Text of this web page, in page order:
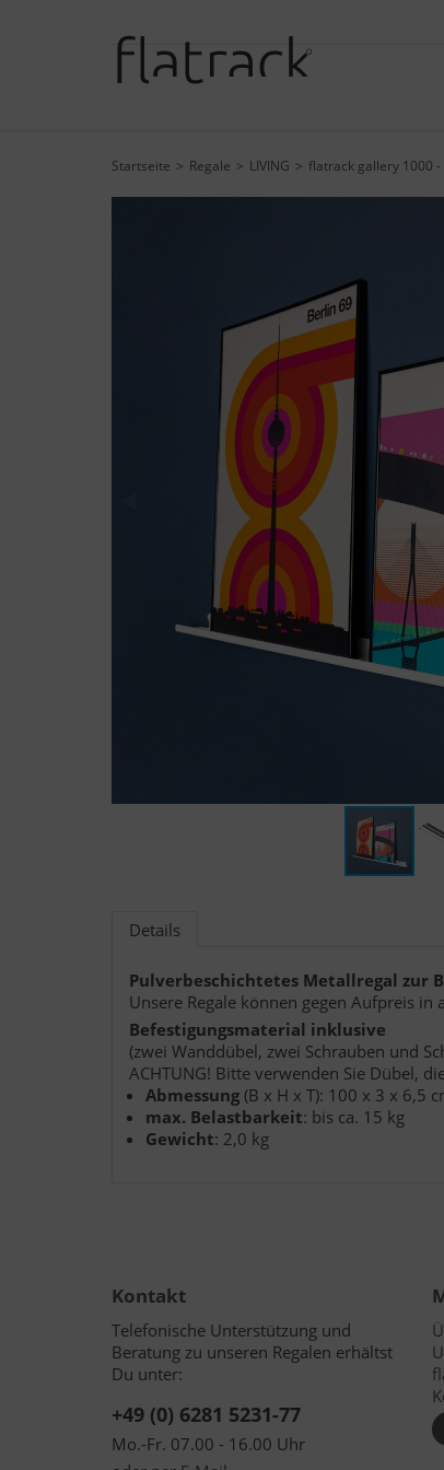
Startseite Regale LIVING flatrack gallery 1000
Details
Pulverbeschichtetes Metallregal zur
Unsere Regale können gegen Aufpreis in
Befestigungsmaterial inklusive
(zwei Wanddübel, zwei Schrauben und
ACHTUNG! Bitte verwenden Sie Dübel,
Abmessung (B x H x T): 100 x 3 x 6,5
max. Belastbarkeit: bis ca. 15 kg
Gewicht: 2,0 kg
Kontakt
Telefonische Unterstützung und
Beratung zu unseren Regalen erhältst
Du unter:
+49 (0) 6281 5231-77
Mo.-Fr. 07.00 - 16.00 Uhr